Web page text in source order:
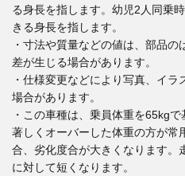
る身長を指します。幼児2人同乗
きる身長を指します。
・寸法や質量などの値は、部品
差が生じる場合があります。
・仕様変更などにより写真、イ
場合があります。
・この車種は、乗員体重を65kg
著しくオーバーした体重の方が常
合、劣化度合が大きくなります。
に対して短くなります。